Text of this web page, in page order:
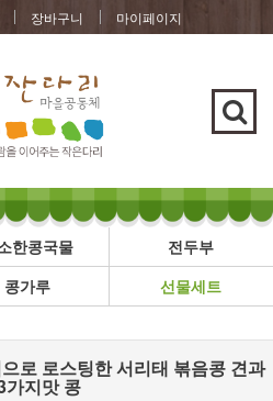
장바구니 마이페이지
한콩국물
전두부
콩가루 선물세트
로 로스팅한 서리태 볶음콩 견과
가지맛 콩